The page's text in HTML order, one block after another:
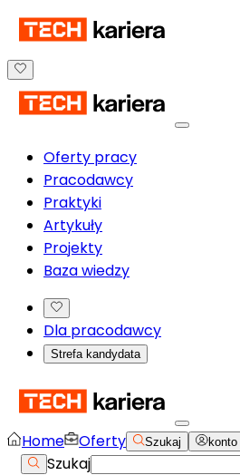
Oferty pracy
Pracodawcy
Praktyki
Artykuły
Projekty
Baza wiedzy
Dla pracodawcy
Strefa kandydata
Home Oferty Szukaj konto
Szukaj